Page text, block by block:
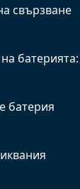
свързване
батерия